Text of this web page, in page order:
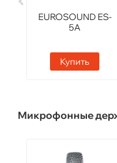
EUROSOUND ES-
5A
Купить
Микрофонные